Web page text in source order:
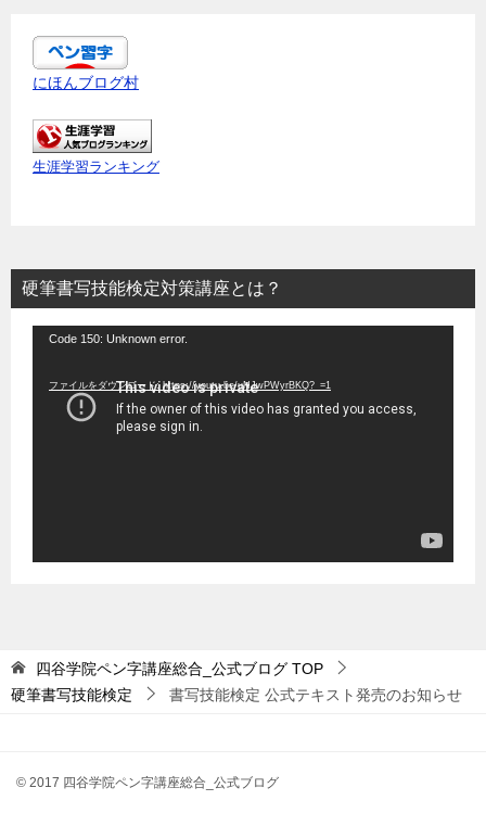
にほんブログ村
生涯学習ランキング
硬筆書写技能検定対策講座とは？
Code 150: Unknown error.
ファイルをダウンロード: https://youtu.be/uNJwPWyrBKQ?_=1
四谷学院ペン字講座総合_公式ブログ TOP
硬筆書写技能検定
書写技能検定 公式テキスト発売のお知らせ
© 2017 四谷学院ペン字講座総合_公式ブログ